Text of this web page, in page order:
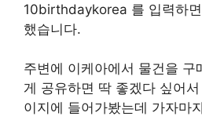
10birthdaykorea 를 입력하
했습니다.
주변에 이케아에서 물건을 구
게 공유하면 딱 좋겠다 싶어
이지에 들어가봤는데 가자마